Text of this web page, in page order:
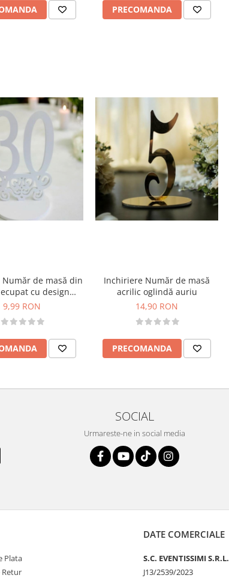
PRECOMANDA
de masă din
cu design
elegant
9,99 RON
Inchiriere Număr de masă
acrilic oglindă auriu
14,90 RON
PRECOMANDA
SOCIAL
Urmareste-ne in social media
Plata
Retur
DATE COMERCIALE
S.C. EVENTISSIMI S.R.L.
J13/2539/2023